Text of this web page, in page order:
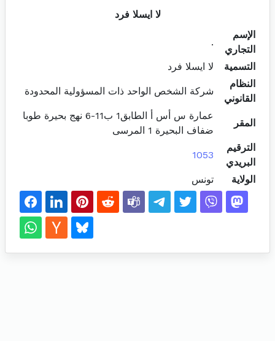
لا ايسلا فرد
الإسم
التجاري
.
التسمية
لا ايسلا فرد
النظام
القانوني
شركة الشخص الواحد ذات المسؤولية المحدودة
المقر
عمارة س أس أ الطابق1 ب11-6 نهج بحيرة طوبا
ضفاف البحيرة 1 المرسى
الترقيم
البريدي
1053
الولاية تونس